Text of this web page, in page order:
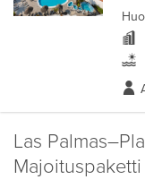
Las
Majoituspaketti